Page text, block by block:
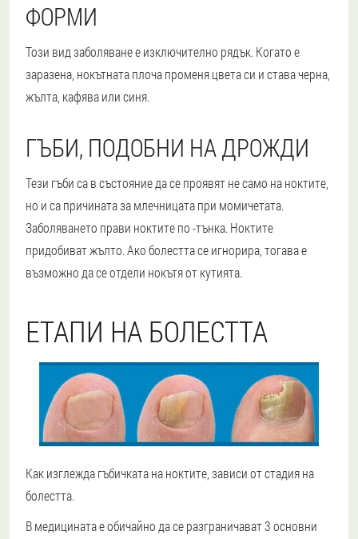
ФОРМИ
Този вид заболяване е изключително рядък. Когато е
заразена, нокътната плоча променя цвета си и става черна,
жълта, кафява или синя.
ГЪБИ, ПОДОБНИ НА ДРОЖДИ
Тези гъби са в състояние да се проявят не само на ноктите,
но и са причината за млечницата при момичетата.
Заболяването прави ноктите по -тънка. Ноктите
придобиват жълто. Ако болестта се игнорира, тогава е
възможно да се отдели нокътя от кутията.
ЕТАПИ НА БОЛЕСТТА
Как изглежда гъбичката на ноктите, зависи от стадия на
болестта.
В медицината е обичайно да се разграничават 3 основни